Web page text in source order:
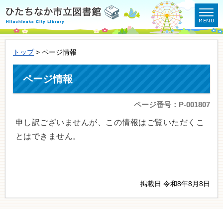
トップ> ページ情報
ページ情報
ページ番号：P-001807
申し訳ございませんが、この情報はご覧いただくこ
とはできません。
掲載日 令和8年8月8日